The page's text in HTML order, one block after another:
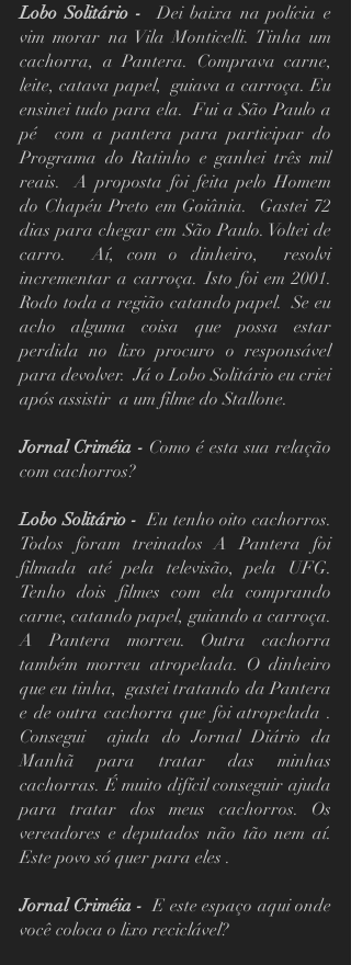
Lobo Solitário -
  Dei baixa na polícia e
vim morar na Vila Monticelli. Tinha um
cachorra, a Pantera. Comprava carne,
leite, catava papel,  guiava a carroça. Eu
ensinei tudo para ela.  Fui a São Paulo a
pé  com a pantera para participar do
Programa do Ratinho e ganhei três mil
reais.  A proposta foi feita pelo Homem
do Chapéu Preto em Goiânia.  Gastei 72
dias para chegar em São Paulo. Voltei de
carro.  Aí, com o dinheiro,  resolvi
incrementar a carroça. Isto foi em 2001.
Rodo toda a região catando papel.  Se eu
acho alguma coisa que possa estar
perdida no lixo procuro o responsável
para devolver.  Já o Lobo Solitário eu criei
após assistir  a um filme do Stallone.
Jornal Criméia - Como é esta sua relação
com cachorros?
Lobo Solitário -
  Eu tenho oito cachorros.
Todos foram treinados A Pantera foi
filmada até pela televisão, pela UFG.
Tenho dois filmes com ela comprando
carne, catando papel, guiando a carroça.
A Pantera morreu. Outra cachorra
também morreu atropelada. O dinheiro
que eu tinha,  gastei tratando da Pantera
e de outra cachorra que foi atropelada .
Consegui  ajuda do Jornal Diário da
Manhã para tratar das minhas
cachorras. É muito difícil conseguir ajuda
para tratar dos meus cachorros. Os
vereadores e deputados não tão nem aí.
Este povo só quer para eles .
Jornal Criméia -
  E este espaço aqui onde
você coloca o lixo reciclável?